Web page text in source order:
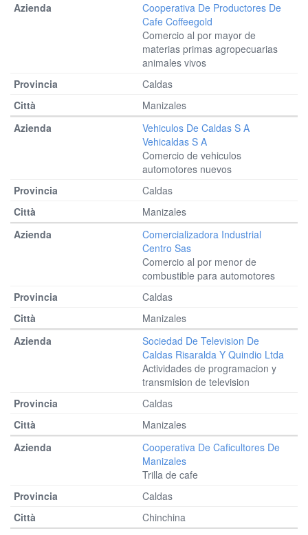
Cooperativa De Productores De
Cafe Coffeegold
Comercio al por mayor de
materias primas agropecuarias
animales vivos
Caldas
Manizales
Vehiculos De Caldas S A
Vehicaldas S A
Comercio de vehiculos
automotores nuevos
Caldas
Manizales
Comercializadora Industrial
Centro Sas
Comercio al por menor de
combustible para automotores
Caldas
Manizales
Sociedad De Television De
Caldas Risaralda Y Quindio Ltda
Actividades de programacion y
transmision de television
Caldas
Manizales
Cooperativa De Caficultores De
Manizales
Trilla de cafe
Caldas
Chinchina